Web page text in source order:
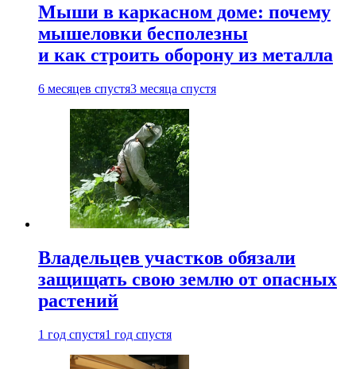
Мыши в каркасном доме: почему
мышеловки бесполезны
и как строить оборону из металла
6 месяцев спустя3 месяца спустя
Владельцев участков обязали
защищать свою землю от опасных
растений
1 год спустя1 год спустя